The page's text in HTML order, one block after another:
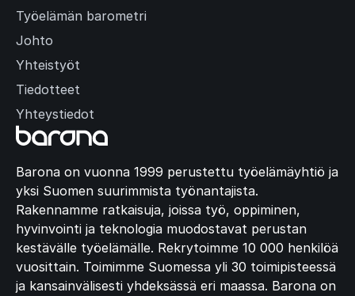
Barona on vuonna 1999 perustettu työelämäyhtiö ja
yksi Suomen suurimmista työnantajista.
Rakennamme ratkaisuja, joissa työ, oppiminen,
hyvinvointi ja teknologia muodostavat perustan
kestävälle työelämälle. Rekrytoimme 10 000 henkilöä
vuosittain. Toimimme Suomessa yli 30 toimipisteessä
ja kansainvälisesti yhdeksässä eri maassa. Barona on
Työelämän barometri
Johto
Yhteistyöt
Tiedotteet
Yhteystiedot